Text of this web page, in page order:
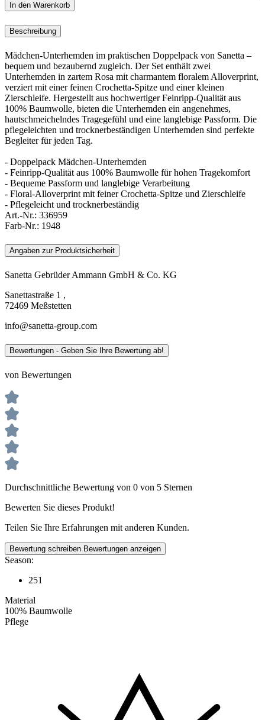
In den Warenkorb
Beschreibung
Mädchen-Unterhemden im praktischen Doppelpack von Sanetta –
bequem und bezaubernd zugleich. Der Set enthält zwei
Unterhemden in zartem Rosa mit charmantem floralem Alloverprint,
verziert mit einer feinen Crochetta-Spitze und einer kleinen
Zierschleife. Hergestellt aus hochwertiger Feinripp-Qualität aus
100% Baumwolle, bieten die Unterhemden ein angenehmes,
hautschmeichelndes Tragegefühl und eine langlebige Passform. Die
pflegeleichten und trocknerbeständigen Unterhemden sind perfekte
Begleiter für jeden Tag.
- Doppelpack Mädchen-Unterhemden
- Feinripp-Qualität aus 100% Baumwolle für hohen Tragekomfort
- Bequeme Passform und langlebige Verarbeitung
- Floral-Alloverprint mit feiner Crochetta-Spitze und Zierschleife
- Pflegeleicht und trocknerbeständig
Art.-Nr.: 336959
Farb-Nr.: 1948
Angaben zur Produktsicherheit
Sanetta Gebrüder Ammann GmbH & Co. KG
Sanettastraße 1 ,
72469 Meßstetten
info@sanetta-group.com
Bewertungen - Geben Sie Ihre Bewertung ab!
von Bewertungen
Durchschnittliche Bewertung von 0 von 5 Sternen
Bewerten Sie dieses Produkt!
Teilen Sie Ihre Erfahrungen mit anderen Kunden.
Bewertung schreiben Bewertungen anzeigen
Season:
251
Material
100% Baumwolle
Pflege